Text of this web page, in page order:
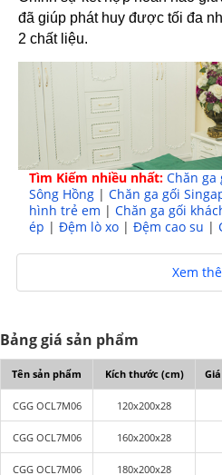
đã giúp phát huy được tối đa
2 chất liệu.
Bộ chăn ga gối Olympia
Chăn ga gối khách sạn
hoàn toàn từ nguyên liệu tự
hảo của chất liệu cotton và lụa
mại, thấm hút mồ hôi tốt phù
Tìm Kiếm nhiều nhất: Chăn ga
Sông Hồng | Chăn ga gối
hình trẻ em | Chăn ga gối
ép | Đệm lò xo | Đệm cao su |
Xem
Bảng giá sản phẩm
Tên sản phẩm Kích thước (cm)
CGG OCL7M06 120x200x28
CGG OCL7M06 160x200x28
CGG OCL7M06 180x200x28